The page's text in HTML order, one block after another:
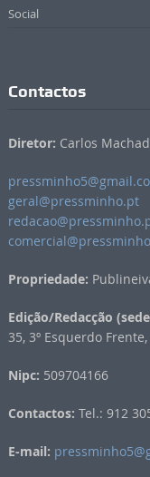
Social
Contactos
Diretor: Carlos
geral@pressminho.pt
Propriedade:
Edição/Redacção
35, 3º Esquerdo
Nipc: 509704166
Contactos: Tel.: 912
E-mail: